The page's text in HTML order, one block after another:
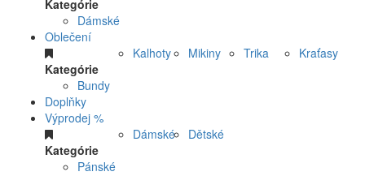
Kategórie
Dámské
Oblečení
Kategórie
Bundy
Kalhoty Mikiny Trika Kraťasy
Doplňky
Výprodej %
Kategórie
Pánské
Dámské Dětské